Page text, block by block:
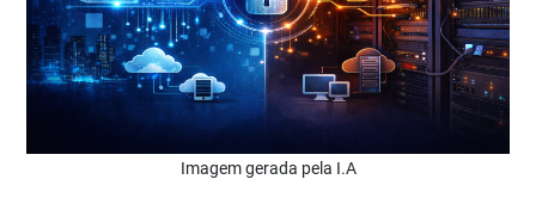
Imagem gerada pela I.A